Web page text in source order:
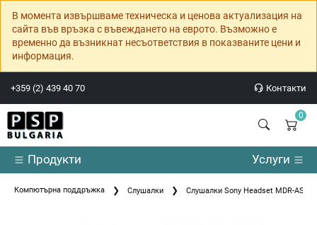
В момента извършваме техническа и ценова актуализация на
сайта във връзка с въвеждането на еврото. Възможно е
временно да възникнат несъответствия в показваните цени и
информация.
+359 (2) 439 40 70 Контакти
0
Продукти Услуги
Компютърна поддръжка Слушалки Слушалки Sony Headset MDR-